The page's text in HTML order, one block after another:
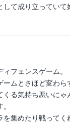
て成り立っていて
フェンスゲーム。
ムとさほど変わら
くる気持ち悪いにゃ
を集めたり戦ってく